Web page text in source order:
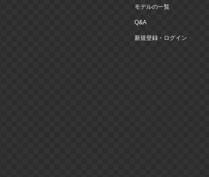
モデルの一覧
Q&A
新規登録・ログイン